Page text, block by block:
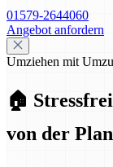
01579-2644060
Angebot anfordern
Umziehen mit
🏠
von der